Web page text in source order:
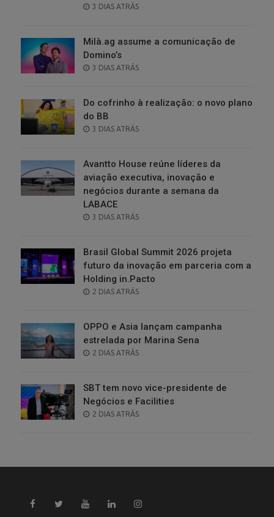
POSTED
3 DIAS ATRÁS
Milà.ag assume a comunicação de
Domino’s
POSTED
3 DIAS ATRÁS
Do cofrinho à realização: o novo plano
do BB
POSTED
3 DIAS ATRÁS
Avantto House reúne líderes da
aviação executiva, inovação e
negócios durante a semana da
LABACE
POSTED
3 DIAS ATRÁS
Brasil Global Summit 2026 projeta
futuro da inovação em parceria com a
Holding in.Pacto
POSTED
2 DIAS ATRÁS
OPPO e Asia lançam campanha
estrelada por Marina Sena
POSTED
2 DIAS ATRÁS
SBT tem novo vice-presidente de
Negócios e Facilities
POSTED
2 DIAS ATRÁS